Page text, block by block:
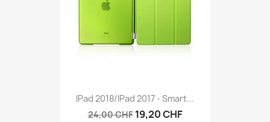
IPad 2018/iPad 2017 - Smart...
24,00 CHF 19,20 CHF